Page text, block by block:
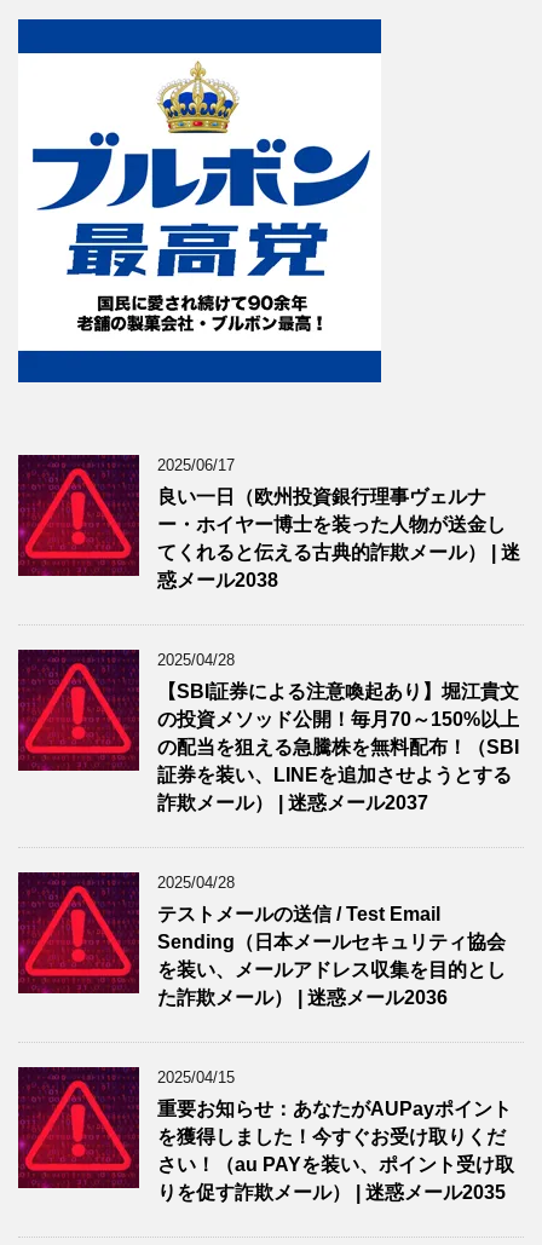
2025/06/17
良い一日（欧州投資銀行理事ヴェルナ
ー・ホイヤー博士を装った人物が送金し
てくれると伝える古典的詐欺メール） | 迷
惑メール2038
2025/04/28
【SBI証券による注意喚起あり】堀江貴文
の投資メソッド公開！毎月70～150%以上
の配当を狙える急騰株を無料配布！（SBI
証券を装い、LINEを追加させようとする
詐欺メール） | 迷惑メール2037
2025/04/28
テストメールの送信 / Test Email
Sending（日本メールセキュリティ協会
を装い、メールアドレス収集を目的とし
た詐欺メール） | 迷惑メール2036
2025/04/15
重要お知らせ：あなたがAUPayポイント
を獲得しました！今すぐお受け取りくだ
さい！（au PAYを装い、ポイント受け取
りを促す詐欺メール） | 迷惑メール2035